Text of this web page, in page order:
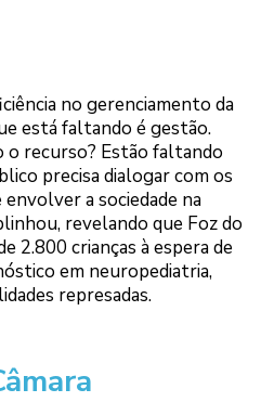
no gerenciamento da
está faltando é gestão.
o recurso? Estão faltando
precisa dialogar com os
a sociedade na
revelando que Foz do
2.800 crianças à espera de
em neuropediatria,
represadas.